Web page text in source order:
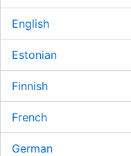
English
Estonian
Finnish
French
German